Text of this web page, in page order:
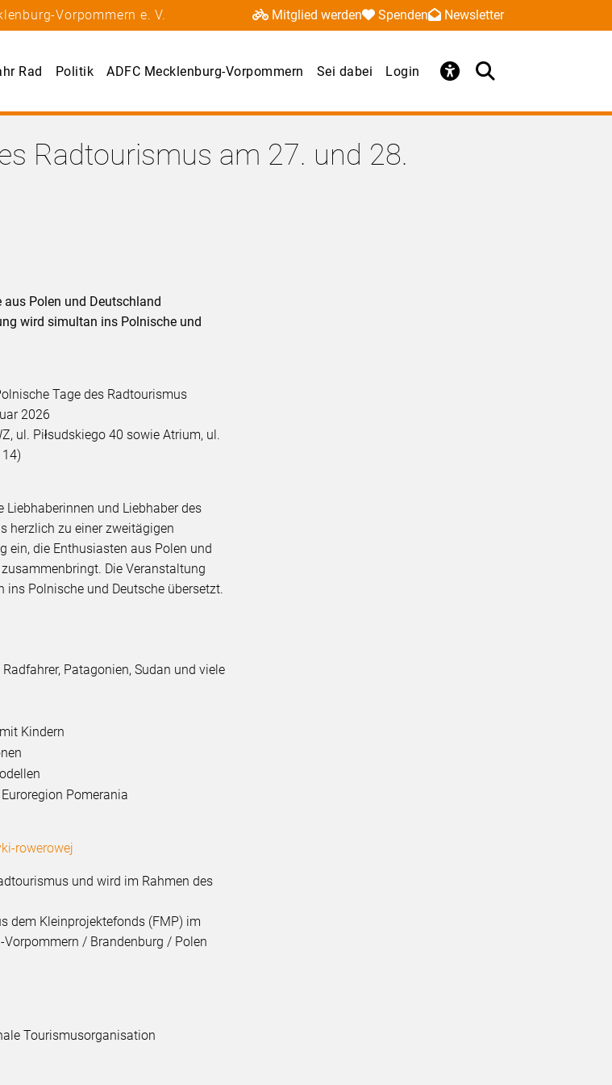
Vorpommern e. V. Mitglied werden Spenden Newsletter
Rad Politik ADFC Mecklenburg-Vorpommern Sei dabei Login
Radtourismus am 27. und 28.
Polen und Deutschland
wird simultan ins Polnische und
Tage des Radtourismus
2026
ul. Piłsudskiego 40 sowie Atrium, ul.
Liebhaberinnen und Liebhaber des
herzlich zu einer zweitägigen
ein, die Enthusiasten aus Polen und
Die Veranstaltung
ins Polnische und Deutsche übersetzt.
Patagonien, Sudan und viele
Kindern
Pomerania
rowerowej
und wird im Rahmen des
dem Kleinprojektefonds (FMP) im
/ Brandenburg / Polen
Tourismusorganisation